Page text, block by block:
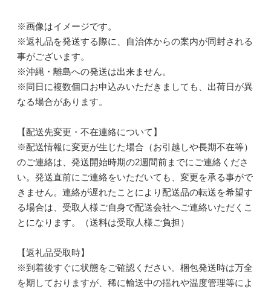
※画像はイメージです。
※返礼品を発送する際に、自治体からの案内が同封される
事がございます。
※沖縄・離島への発送は出来ません。
※同日に複数個口お申込みいただきましても、出荷日が異
なる場合があります。
【配送先変更・不在連絡について】
※配送情報に変更が生じた場合（お引越しや長期不在等）
のご連絡は、発送開始時期の2週間前までにご連絡くださ
い。発送直前にご連絡をいただいても、変更を承る事がで
きません。連絡が遅れたことにより配送品の転送を希望す
る場合は、受取人様ご自身で配送会社へご連絡いただくこ
とになります。（送料は受取人様ご負担）
【返礼品受取時】
※到着後すぐに状態をご確認ください。梱包発送時は万全
を期しておりますが、稀に輸送中の揺れや温度管理等によ